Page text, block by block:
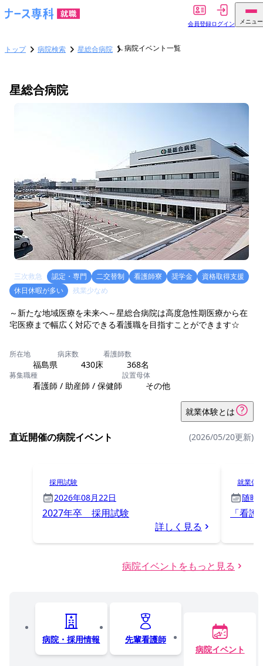
会員登録ログイン メニュー
トップ 病院検索 星総合病院 病院イベント一覧
星総合病院
三次救急 認定・専門 二交替制 看護師寮 奨学金
資格取得支援
休日休暇が多い
残業少なめ
～新たな地域医療を未来へ～星総合病院は高度急性期医療から在
宅医療まで幅広く対応できる看護職を目指すことができます☆
所在地
福島県
病床数
430床
看護師数
368名
募集職種
看護師 / 助産師 / 保健師
設置母体
その他
就業体験とは
直近開催の病院イベント (2026/05/20更新)
採用試験
2026年08月22日
2027年卒 採用試験
詳しく見る
就業体
随時
「看
病院イベントをもっと見る
病院・採用情報
先輩看護師
病院イベント